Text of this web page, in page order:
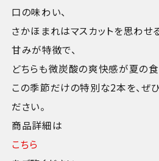
口の味わい、
さかほまれはマスカットを思わせ
甘みが特徴で、
どちらも微炭酸の爽快感が夏の食
この季節だけの特別な2本を、ぜ
ださい。
商品詳細は
こちら